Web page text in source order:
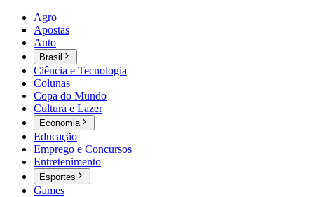
Agro
Apostas
Auto
Brasil
Ciência e Tecnologia
Colunas
Copa do Mundo
Cultura e Lazer
Economia
Educação
Emprego e Concursos
Entretenimento
Esportes
Games